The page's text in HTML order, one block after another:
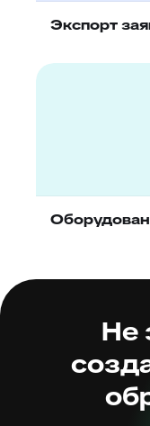
Экспорт
Не